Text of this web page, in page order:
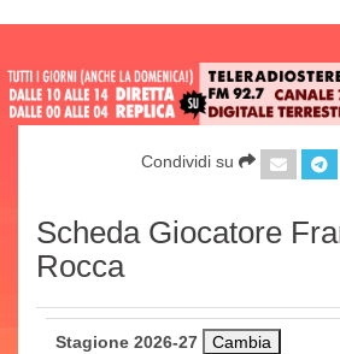
Condividi su
Scheda Giocatore
Rocca
Stagione 2026-27